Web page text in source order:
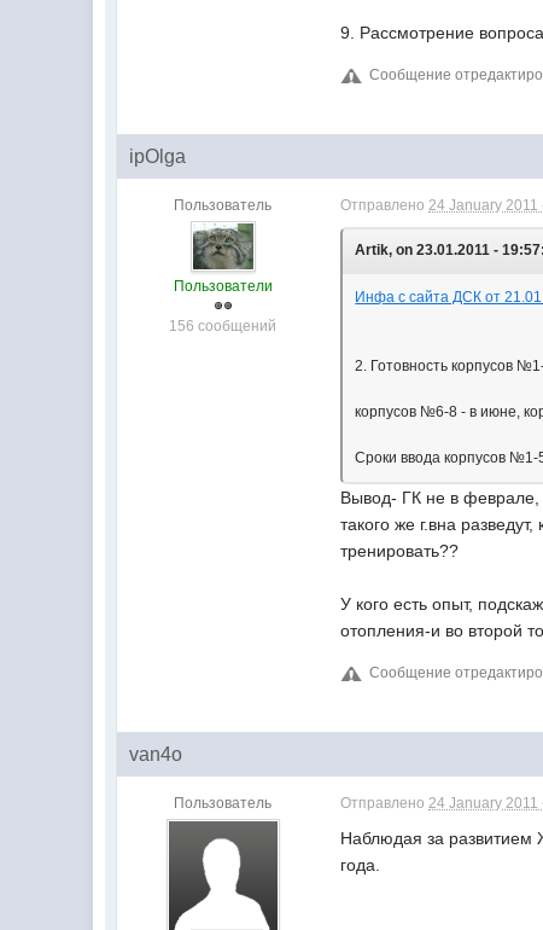
9. Рассмотрение
Сообщение
ipOlga
Пользователь
Пользователи
156 сообщений
Отправлено24 January 2011
Artik, on 23.01.2011 - 19:57:
Инфа с сайта ДСК от
2. Готовность корпусов
корпусов №6-8 - в июне,
Сроки ввода корпусов
Вывод- ГК не в феврале,
такого же г.вна
тренировать??
У кого есть опыт,
отопления-и во второй
Сообщение
van4o
Пользователь Отправлено24 January 2011
Наблюдая за развитием
года.